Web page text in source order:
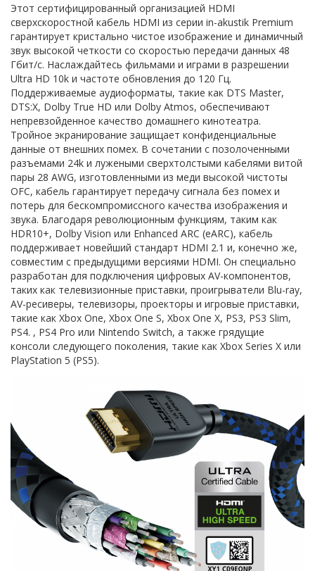
Этот сертифицированный организацией HDMI
сверхскоростной кабель HDMI из серии in-akustik Premium
гарантирует кристально чистое изображение и динамичный
звук высокой четкости со скоростью передачи данных 48
Гбит/с. Наслаждайтесь фильмами и играми в разрешении
Ultra HD 10k и частоте обновления до 120 Гц.
Поддерживаемые аудиоформаты, такие как DTS Master,
DTS:X, Dolby True HD или Dolby Atmos, обеспечивают
непревзойденное качество домашнего кинотеатра.
Тройное экранирование защищает конфиденциальные
данные от внешних помех. В сочетании с позолоченными
разъемами 24k и лужеными сверхтолстыми кабелями витой
пары 28 AWG, изготовленными из меди высокой чистоты
OFC, кабель гарантирует передачу сигнала без помех и
потерь для бескомпромиссного качества изображения и
звука. Благодаря революционным функциям, таким как
HDR10+, Dolby Vision или Enhanced ARC (eARC), кабель
поддерживает новейший стандарт HDMI 2.1 и, конечно же,
совместим с предыдущими версиями HDMI. Он специально
разработан для подключения цифровых AV-компонентов,
таких как телевизионные приставки, проигрыватели Blu-ray,
AV-ресиверы, телевизоры, проекторы и игровые приставки,
такие как Xbox One, Xbox One S, Xbox One X, PS3, PS3 Slim,
PS4. , PS4 Pro или Nintendo Switch, а также грядущие
консоли следующего поколения, такие как Xbox Series X или
PlayStation 5 (PS5).